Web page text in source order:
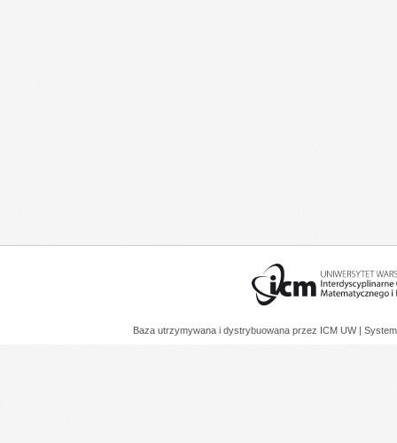
Baza utrzymywana i dystrybuowana przez ICM UW |